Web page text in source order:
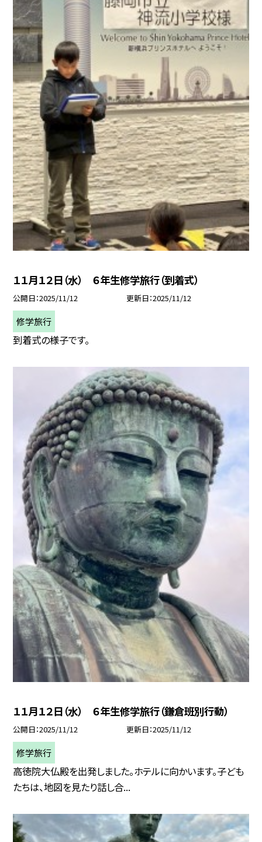
１１月１２日（水） ６年生修学旅行（到着式）
公開日 2025/11/12 更新日 2025/11/12
修学旅行
到着式の様子です。
１１月１２日（水） ６年生修学旅行（鎌倉班別行動）
公開日 2025/11/12 更新日 2025/11/12
修学旅行
高徳院大仏殿を出発しました。ホテルに向かいます。子ども
たちは、地図を見たり話し合...